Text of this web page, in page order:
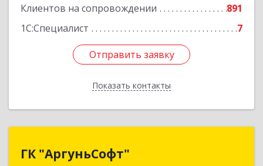
Клиентов на сопровождении
891
1С:Специалист
7
Отправить заявку
Показать контакты
Отправить заявку
Назад
ГК "АргуньСофт"